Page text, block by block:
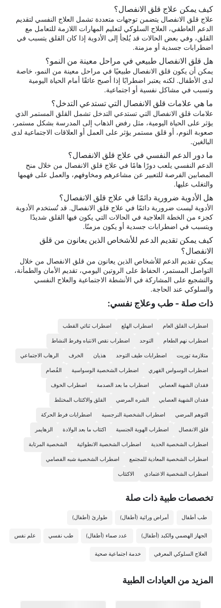
كيف يمكن علاج قلق الانفصال؟
علاج قلق الانفصال يتضمن توجهات متعددة تشمل العلاج النفسي لتقديم
الدعم العاطفي، العلاج السلوكي لتعليم المهارات اللازمة للتعامل مع
القلق، وفي بعض الحالات قد يُلجأ إلى الأدوية إذا كان القلق يتسبب في
اضطرابات جسدية أو مزمنة.
هل قلق الانفصال طبيعي في مراحل معينة من النمو؟
يمكن أن يكون قلق الانفصال طبيعيًا في مراحل معينة من النمو، خاصة
لدى الأطفال. لكنه يعتبر اضطرابًا إذا أصبح عائقًا أمام الحياة اليومية
وتسبب في مشاكل نفسية أو اجتماعية.
ما هي علامات قلق الانفصال التي تستدعي التدخل؟
علامات قلق الانفصال التي تستدعي التدخل تشمل القلق المستمر الذي
يؤثر على الحياة اليومية، مثل رفض الذهاب إلى المدرسة بشكل مستمر،
صعوبة النوم، أو قلق مستمر يؤثر على العمل أو العلاقات الاجتماعية لدى
البالغين.
ما دور الدعم النفسي في علاج قلق الانفصال؟
الدعم النفسي يلعب دورًا هامًا في علاج قلق الانفصال من خلال منح
المصابين الفرصة للتعبير عن مشاعرهم ومخاوفهم، والعمل على فهمها
والتغلب عليها.
هل الأدوية ضرورية دائمًا في علاج قلق الانفصال؟
الأدوية ليست ضرورية دائمًا في علاج قلق الانفصال. قد تُستخدم الأدوية
كجزء من الخطة العلاجية في الحالات التي يكون فيها القلق شديدًا
ويتسبب في اضطرابات جسدية أو يكون مزمنًا.
كيف يمكن تقديم الدعم للأشخاص الذين يعانون من قلق
الانفصال؟
يمكن تقديم الدعم للأشخاص الذين يعانون من قلق الانفصال من خلال
التواصل المستمر، الحفاظ على الروتين اليومي، تقديم الأمان والطمأنة،
والتشجيع على المشاركة في الأنشطة الاجتماعية والعلاج النفسي
والسلوكي عند الحاجة.
ذات صلة - طب وعلاج نفسي:
اضطراب القلق العام اضطراب الهلع اضطراب ثنائي القطب
اضطراب نهم الطعام التوحد اضطراب نقص الانتباه وفرط النشاط
متلازمة توريت اضطرابات طيف التوحد هذيان الخرف الرهاب الاجتماعي
اضطراب الوسواس القهري اضطراب الشخصية الوسواسية الفُصام
فقدان الشهية العصابي اضطراب ما بعد الصدمة اضطراب الخوف
فقدان الشهية العصابي الشره المرضي القلق والاكتئاب المختلط
التوهم المرضي اضطراب الشخصية النرجسية اضطرابات فرط الحركة
قلق الانفصال اضطراب الهوية الجنسية اكتئاب ما بعد الولادة الزهايمر
اضطراب الشخصية الحدية اضطراب الشخصية الانطوائية الشخصية المرتابة
اضطراب الشخصية المعادية للمجتمع اضطراب الشخصية شبه الفصامي
اضطراب الشخصية الاعتمادي الاكتئاب
تخصصات طبیة ذات صلة
طب أطفال أمراض وراثية (أطفال) طوارئ (أطفال)
الجهاز الهضمي والكبد (أطفال) غدد صماء (أطفال) طب نفسي علم نفس
العلاج السلوكي المعرفي خدمة اجتماعية صحية
المزيد من العيادات الطبية